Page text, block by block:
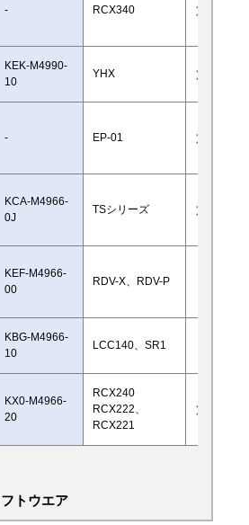
- RCX340
KEK-M4990-
10
YHX
- EP-01
KCA-M4966-
0J
TSシリーズ
KEF-M4966-
00
RDV-X、RDV-P
KBG-M4966-
10
LCC140、SR1
KX0-M4966-
20
RCX240
RCX222、
RCX221
トウエア